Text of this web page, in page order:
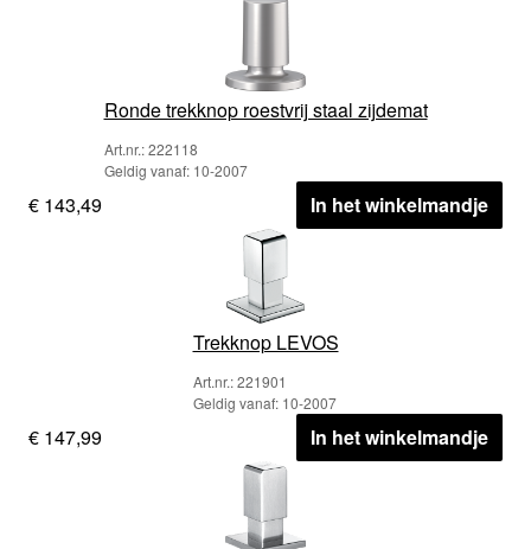
Ronde trekknop roestvrij staal zijdemat
Art.nr.: 222118
Geldig vanaf: 10-2007
€ 143,49 In het winkelmandje
Trekknop LEVOS
Art.nr.: 221901
Geldig vanaf: 10-2007
€ 147,99 In het winkelmandje